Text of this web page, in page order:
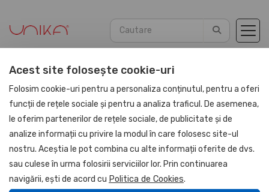
Acasă Promotionale Craciun
Acest site folosește cookie-uri
Folosim cookie-uri pentru a personaliza conținutul, pentru a oferi
funcții de rețele sociale și pentru a analiza traficul. De asemenea,
le oferim partenerilor de rețele sociale, de publicitate și de
analize informații cu privire la modul în care folosesc site-ul
nostru. Aceștia le pot combina cu alte informații oferite de dvs.
sau culese în urma folosirii serviciilor lor. Prin continuarea
navigării, ești de acord cu Politica de Cookies.